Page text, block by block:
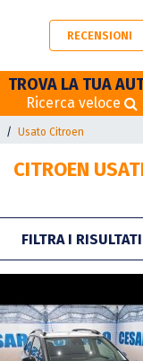
RECENSIONI
TROVA LA TUA
Ricerca veloce
Usato Citroen
CITROEN
FILTRA I RISULTATI